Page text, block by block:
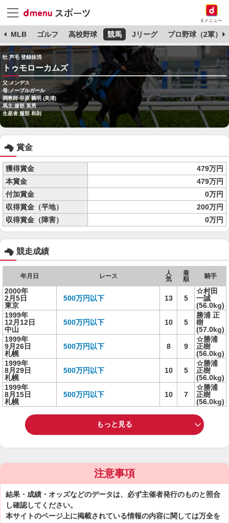
dメニュー
MLB ゴルフ 高校野球 競馬 Jリーグ プロ野球（2軍）
牡 芦毛 登録抹消
トゥモローカムズ
父:メンデス
母:ノーブルガール
調教師:谷原 義明 (美浦)
馬主:服部 英男
生産者:服部 和則
賞金
獲得賞金
479万円
本賞金
479万円
付加賞金
0万円
収得賞金（平地）
200万円
収得賞金（障害）
0万円
競走成績
年月日 レース
人
気
着
順
騎手
2000年
2月5日
東京
500万円以下 13 5
☆村田
一誠
(56.0kg)
1999年
12月12日
中山
500万円以下 10 5
勝浦 正
樹
(57.0kg)
1999年
9月26日
札幌
500万円以下 8 9
☆勝浦
正樹
(56.0kg)
1999年
8月29日
札幌
500万円以下 10 5
☆勝浦
正樹
(56.0kg)
1999年
8月15日
札幌
500万円以下 10 7
☆勝浦
正樹
(56.0kg)
もっと見る
注意事項
結果・成績・オッズなどのデータは、必ず主催者発行のものと照合
し確認してください。
本サイトのページ上に掲載されている情報の内容に関しては万全を